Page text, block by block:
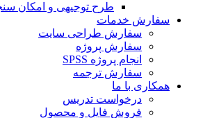
طرح توجیهی و امکان
سفارش خدمات
سفارش طراحی سایت
سفارش پروژه
انجام پروژه SPSS
سفارش ترجمه
همکاری با ما
درخواست تدریس
فروش فایل و محصول